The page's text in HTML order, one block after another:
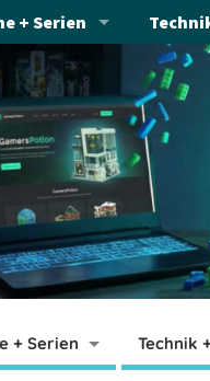
+ Serien
+ Serien Technik